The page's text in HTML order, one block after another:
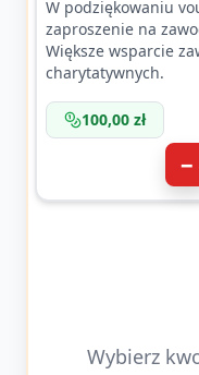
W podziękowaniu
zaproszenie na
Większe wsparcie
charytatywnych.
100,00 zł
−
Wybierz